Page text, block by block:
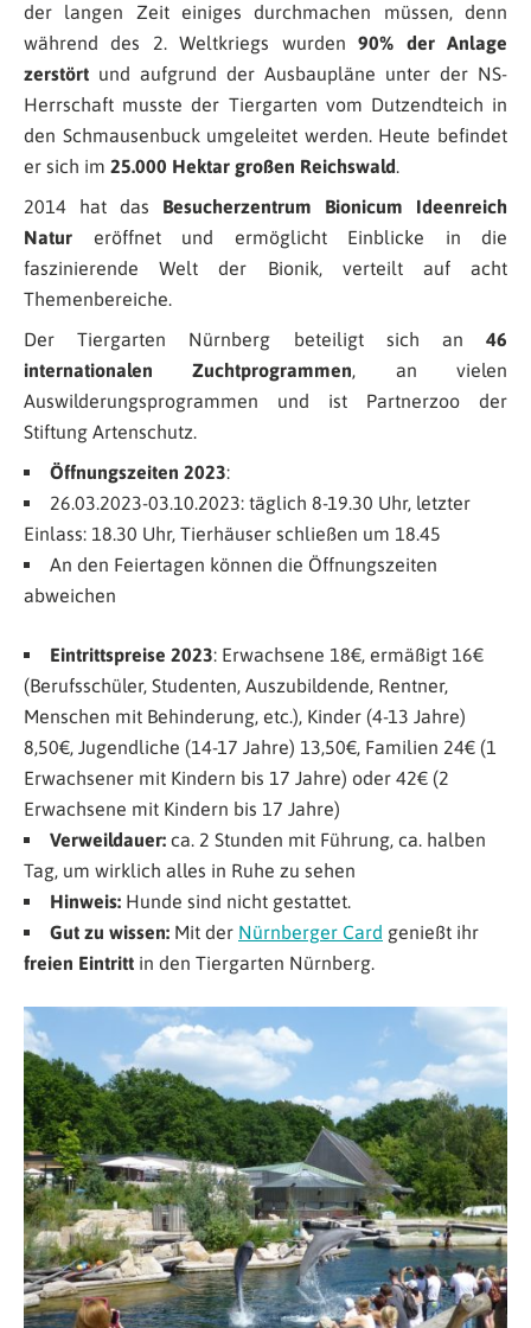
der langen Zeit einiges durchmachen müssen, denn
während des 2. Weltkriegs wurden 90% der Anlage
zerstört und aufgrund der Ausbaupläne unter der NS-
Herrschaft musste der Tiergarten vom Dutzendteich in
den Schmausenbuck umgeleitet werden. Heute befindet
er sich im 25.000 Hektar großen Reichswald.
2014 hat das Besucherzentrum Bionicum Ideenreich
Natur eröffnet und ermöglicht Einblicke in die
faszinierende Welt der Bionik, verteilt auf acht
Themenbereiche.
Der Tiergarten Nürnberg beteiligt sich an 46
internationalen Zuchtprogrammen, an vielen
Auswilderungsprogrammen und ist Partnerzoo der
Stiftung Artenschutz.
Öffnungszeiten 2023:
26.03.2023-03.10.2023: täglich 8-19.30 Uhr, letzter
Einlass: 18.30 Uhr, Tierhäuser schließen um 18.45
An den Feiertagen können die Öffnungszeiten
abweichen
Eintrittspreise 2023: Erwachsene 18€, ermäßigt 16€
(Berufsschüler, Studenten, Auszubildende, Rentner,
Menschen mit Behinderung, etc.), Kinder (4-13 Jahre)
8,50€, Jugendliche (14-17 Jahre) 13,50€, Familien 24€ (1
Erwachsener mit Kindern bis 17 Jahre) oder 42€ (2
Erwachsene mit Kindern bis 17 Jahre)
Verweildauer: ca. 2 Stunden mit Führung, ca. halben
Tag, um wirklich alles in Ruhe zu sehen
Hinweis: Hunde sind nicht gestattet.
Gut zu wissen: Mit der Nürnberger Card genießt ihr
freien Eintritt in den Tiergarten Nürnberg.